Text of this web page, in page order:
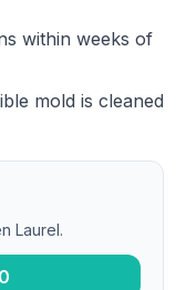
within weeks of
mold is cleaned
Laurel.